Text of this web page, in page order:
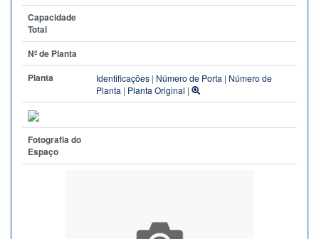
Capacidade
Total
Nº de Planta
Planta
Identificações | Número de Porta | Número de
Planta | Planta Original |
Fotografia do
Espaço